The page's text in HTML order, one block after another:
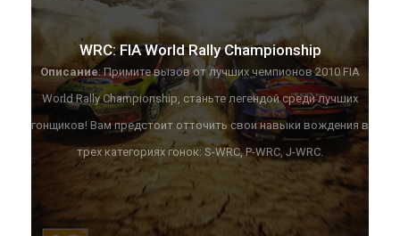
WRC: FIA World Rally Championship
Описание: Примите вызов от лучших чемпионов 2010 FIA
World Rally Championship, станьте легендой среди лучших
гонщиков! Вам предстоит отточить свои навыки вождения в
трех категориях гонок: S-WRC, P-WRC, J-WRC.